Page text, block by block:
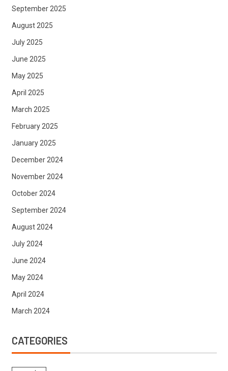
September 2025
August 2025
July 2025
June 2025
May 2025
April 2025
March 2025
February 2025
January 2025
December 2024
November 2024
October 2024
September 2024
August 2024
July 2024
June 2024
May 2024
April 2024
March 2024
CATEGORIES